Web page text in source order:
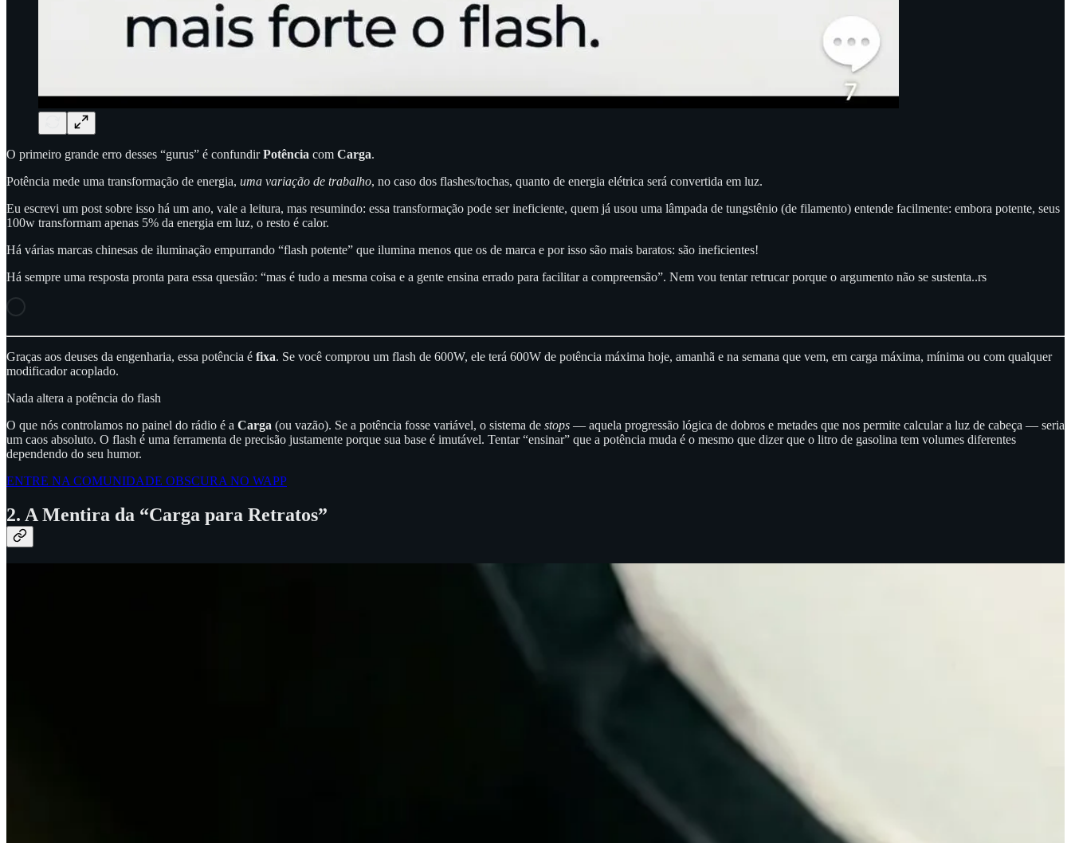
O primeiro grande erro desses “gurus” é confundirPotência com Carga.
Potência mede uma transformação de energia, uma variação de trabalho, no caso dos flashes/tochas, quanto de energia elétrica será convertida em luz.
Eu escrevi um post sobre isso há um ano, vale a leitura, mas resumindo: essa transformação pode ser ineficiente, quem já usou uma lâmpada de tungstênio (de filamento) entende facilmente: embora potente, seus
100w transformam apenas 5% da energia em luz, o resto é calor.
Há várias marcas chinesas de iluminação empurrando “flash potente” que ilumina menos que os de marca e por isso são mais baratos: são ineficientes!
Há sempre uma resposta pronta para essa questão: “mas é tudo a mesma coisa e a gente ensina errado para facilitar a compreensão”. Nem vou tentar retrucar porque o argumento não se sustenta..rs
Graças aos deuses da engenharia, essa potência é fixa. Se você comprou um flash de 600W, ele terá 600W de potência máxima hoje, amanhã e na semana que vem, em carga máxima, mínima ou com qualquer
modificador acoplado.
Nada altera a potência do flash
O que nós controlamos no painel do rádio é a Carga (ou vazão). Se a potência fosse variável, o sistema de stops — aquela progressão lógica de dobros e metades que nos permite calcular a luz de cabeça — seria
um caos absoluto. O flash é uma ferramenta de precisão justamente porque sua base é imutável. Tentar “ensinar” que a potência muda é o mesmo que dizer que o litro de gasolina tem volumes diferentes
dependendo do seu humor.
ENTRE NA COMUNIDADE OBSCURA NO WAPP
2. A Mentira da “Carga para Retratos”